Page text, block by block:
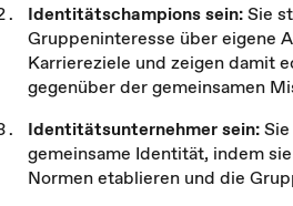
Identitätschampions sein:Sie
Gruppeninteresse über eigene
Karriereziele und zeigen damit
gegenüber der gemeinsamen
Identitätsunternehmer sein:
gemeinsame Identität, indem
Normen etablieren und die